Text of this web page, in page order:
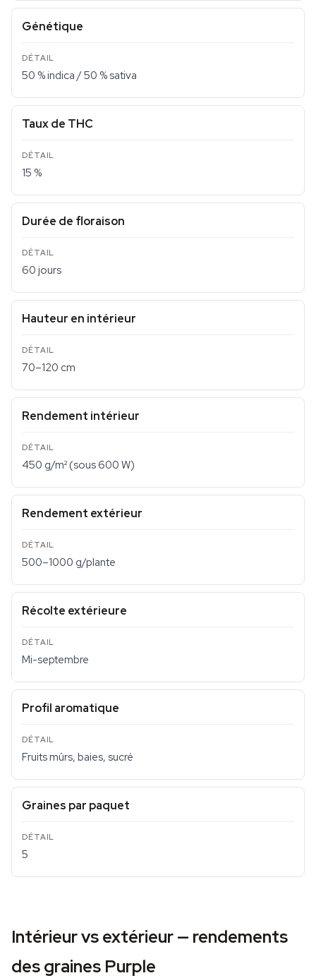
Génétique
50 % indica / 50 % sativa
Taux de THC
15 %
Durée de floraison
60 jours
Hauteur en intérieur
70–120 cm
Rendement intérieur
450 g/m² (sous 600 W)
Rendement extérieur
500–1000 g/plante
Récolte extérieure
Mi-septembre
Profil aromatique
Fruits mûrs, baies, sucré
Graines par paquet
5
Intérieur vs extérieur — rendements
des graines Purple